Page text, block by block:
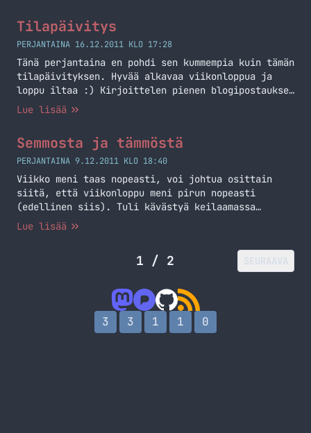
pieni perinne, että joko teen uuden
joulukalenterin tai parannan vanhaa
joulukalenteria. Teen nimittäin sen tapani mukaan…
Jatka lukemista Joulupohdinta
Tilapäivitys
PERJANTAINA 16.12.2011 KLO 17:28
Tänä perjantaina en pohdi sen kummempia kuin tämän
tilapäivityksen. Hyvää alkavaa viikonloppua ja
loppu iltaa :) Kirjoittelen pienen blogipostauksen
tässä illan mittaan – aiheena on eräs VPS.
Lue lisää
Semmosta ja tämmöstä
PERJANTAINA 9.12.2011 KLO 18:40
Viikko meni taas nopeasti, voi johtua osittain
siitä, että viikonloppu meni pirun nopeasti
(edellinen siis). Tuli kävästyä keilaamassa
pitkästä aikaa, en muista edes millon olisin
oli osa pikkujouluja joten siinäpä se loppuilta
menikin. Viikon normaali rytmiä sotki
itsenäisyyspäivä, jolloin tahtoi vähän joka paikka
olla kiinni ja sitä… Jatka lukemista Semmosta ja
Lue lisää
1 / 2
3 3 1 1 0